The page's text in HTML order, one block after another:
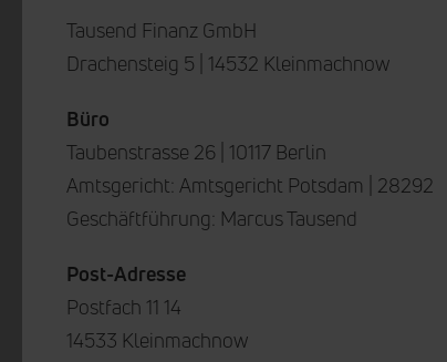
Tausend Finanz GmbH
Drachensteig 5 | 14532 Kleinmachnow
Büro
Taubenstrasse 26 | 10117 Berlin
Amtsgericht: Amtsgericht Potsdam | 28292
Geschäftführung: Marcus Tausend
Post-Adresse
Postfach 11 14
14533 Kleinmachnow